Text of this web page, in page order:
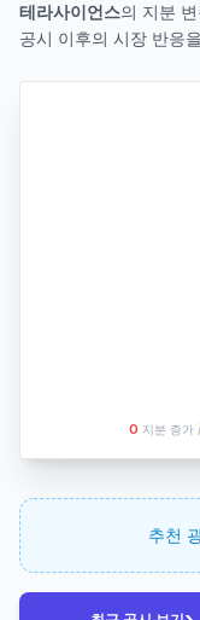
테라사이언스의 지분
공시 이후의 시장 반응
O 지분 증가 /
추천